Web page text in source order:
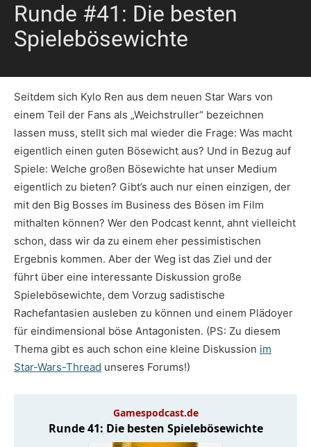
Runde #41: Die besten
Spielebösewichte
Seitdem sich Kylo Ren aus dem neuen Star Wars von
einem Teil der Fans als „Weichstruller“ bezeichnen
lassen muss, stellt sich mal wieder die Frage: Was macht
eigentlich einen guten Bösewicht aus? Und in Bezug auf
Spiele: Welche großen Bösewichte hat unser Medium
eigentlich zu bieten? Gibt’s auch nur einen einzigen, der
mit den Big Bosses im Business des Bösen im Film
mithalten können? Wer den Podcast kennt, ahnt vielleicht
schon, dass wir da zu einem eher pessimistischen
Ergebnis kommen. Aber der Weg ist das Ziel und der
führt über eine interessante Diskussion große
Spielebösewichte, dem Vorzug sadistische
Rachefantasien ausleben zu können und einem Plädoyer
für eindimensional böse Antagonisten. (PS: Zu diesem
Thema gibt es auch schon eine kleine Diskussion im
Star-Wars-Thread unseres Forums!)